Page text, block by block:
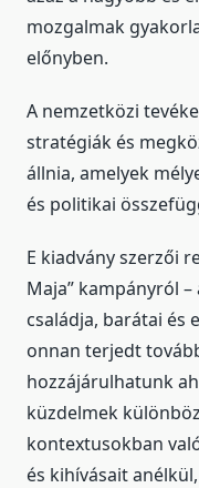
mozgalmak
előnyben.
A nemzetközi
stratégiák és
állnia, amelyek
és politikai
E kiadvány szerzői
Maja” kampányról
családja, barátai és
onnan terjedt
hozzájárulhatunk
küzdelmek
kontextusokban
és kihívásait